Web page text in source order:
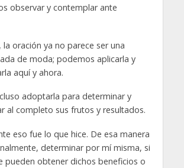
observar y contemplar ante
oración ya no parece ser una
de moda; podemos aplicarla y
aquí y ahora.
adoptarla para determinar y
al completo sus frutos y resultados.
eso fue lo que hice. De esa manera
determinar por mí misma, si
pueden obtener dichos beneficios o